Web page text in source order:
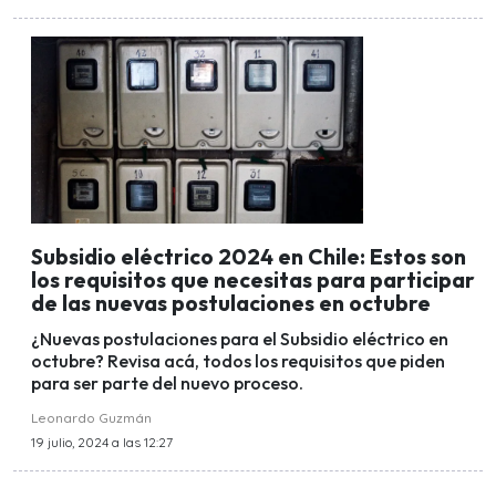
Subsidio eléctrico 2024 en Chile: Estos son
los requisitos que necesitas para participar
de las nuevas postulaciones en octubre
¿Nuevas postulaciones para el Subsidio eléctrico en
octubre? Revisa acá, todos los requisitos que piden
para ser parte del nuevo proceso.
Leonardo Guzmán
19 julio, 2024 a las 12:27